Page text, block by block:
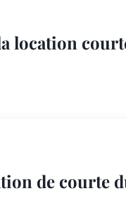
location
de courte